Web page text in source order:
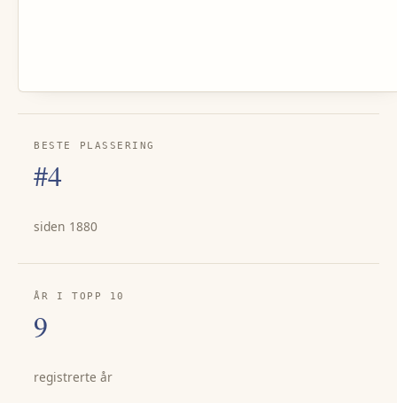
BESTE PLASSERING
#4
siden 1880
ÅR I TOPP 10
9
registrerte år